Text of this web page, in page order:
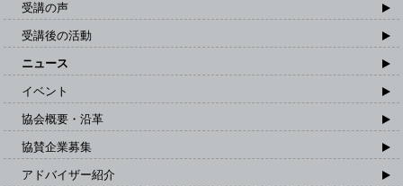
受講の声
受講後の活動
ニュース
イベント
協会概要・沿革
協賛企業募集
アドバイザー紹介